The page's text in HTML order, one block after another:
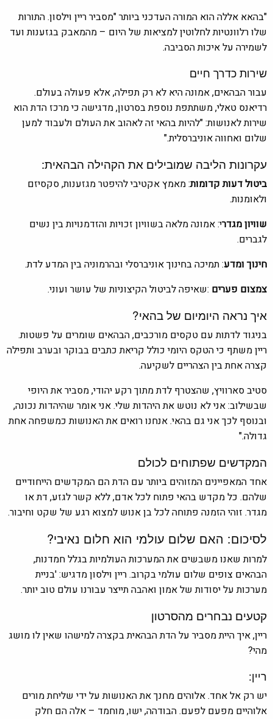
"בהאא אללה הוא המורה העדכני ביותר "מסביר ריין וילסון. התורות
שלו רלוונטיות לחלוטין למציאות של היום – מהמאבק בגזענות ועד
לשמירה על איכות הסביבה.
שירות כדרך חיים
עבור הבהאים, אמונה היא לא רק תפילה, אלא פעולה בעולם.
רדיאנס טאלי, משתתפת נוספת בסרטון, מדגישה כי מרכז הדת הוא
שירות לאנושות: "להיות בהאי זה לאהוב את העולם ולעבוד למען
שלום ואחווה אוניברסלית."
עקרונות הליבה שמובילים את הקהילה הבהאית:
ביטול דעות קדומות: מאמץ אקטיבי להיפטר מגזענות, סקסיזם
ולאומנות.
שוויון מגדרי: אמונה מלאה בשוויון זכויות והזדמנויות בין נשים
לגברים.
חינוך ומדע: תמיכה בחינוך אוניברסלי ובהרמוניה בין המדע לדת.
צמצום פערים:שאיפה לביטול הקיצוניות של עושר ועוני.
איך נראה היומיום של בהאי?
בניגוד לדתות עם טקסים מורכבים, הבהאים שומרים על פשטות.
ריין משתף כי הטקס היומי כולל קריאת כתבים בבוקר ובערב ותפילה
קצרה אחת בין הצהריים לשקיעה.
סטיב סארוויץ, שהצטרף לדת מתוך רקע יהודי, מסביר את היופי
שבשילוב: אני לא נוטש את היהדות שלי. אני אומר שהיהדות נכונה,
ובנוסף לכך אני גם בהאי. אנחנו רואים את האנושות כמשפחה אחת
גדולה."
המקדשים שפתוחים לכולם
אחד המאפיינים המזוהים ביותר עם הדת הם המקדשים הייחודיים
שלהם. כל מקדש בהאי פתוח לכל אדם, ללא קשר לגזע, דת או
מגדר. זוהי הזמנה פתוחה לכל בן אנוש למצוא רגע של שקט וחיבור.
לסיכום: האם שלום עולמי הוא חלום נאיבי?
למרות שאנו משבשים את המערכות העולמיות בגלל חמדנות,
הבהאים צופים שלום עולמי בקרוב. ריין וילסון מדגיש: 'בניית
מערכות על יסודות של אמון ואהבה תייצר עבורנו עולם טוב יותר.
קטעים נבחרים מהסרטון
ריין, איך היית מסביר על הדת הבהאית בקצרה למישהו שאין לו מושג
מהי?
ריין:
יש רק אל אחד. אלוהים מחנך את האנושות על ידי שליחת מורים
אלוהיים מפעם לפעם. הבודהה, ישו, מוחמד – אלה הם חלק